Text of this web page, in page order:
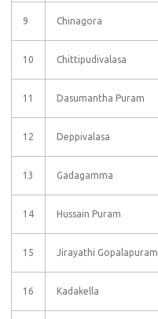
9 Chinagora
10 Chittipudivalasa
11 Dasumantha Puram
12 Deppivalasa
13 Gadagamma
14 Hussain Puram
15 Jirayathi Gopalapuram
16 Kadakella